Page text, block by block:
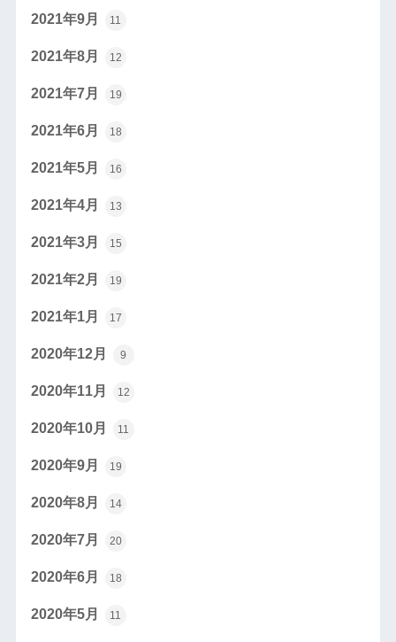
2021年9月 11
2021年8月 12
2021年7月 19
2021年6月 18
2021年5月 16
2021年4月 13
2021年3月 15
2021年2月 19
2021年1月 17
2020年12月 9
2020年11月 12
2020年10月 11
2020年9月 19
2020年8月 14
2020年7月 20
2020年6月 18
2020年5月 11